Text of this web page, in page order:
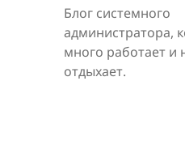
Блог системного
администратора,
много работает и
отдыхает.